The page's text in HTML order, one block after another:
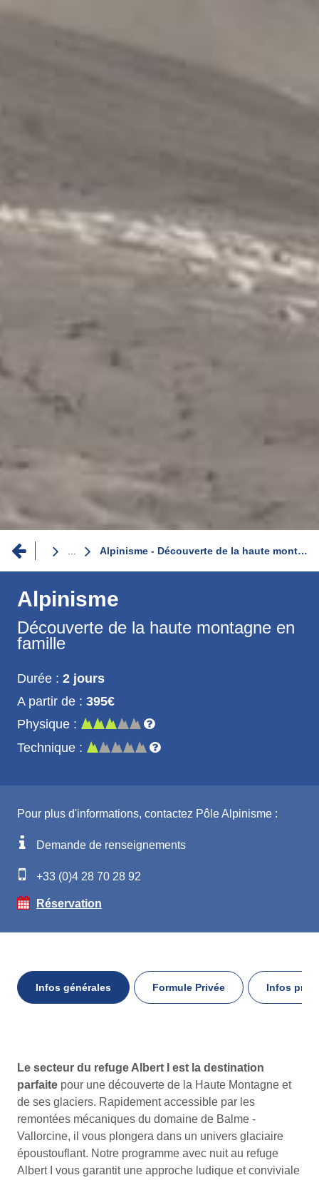
Fil
d'Ariane
Alpinisme - Découverte de la haute montagne en famille
Alpinisme
Découverte de la haute montagne en
famille
Durée : 2 jours
A partir de : 395€
Physique :
Technique :
Pour plus d'informations, contactez Pôle Alpinisme :
Demande de renseignements
+33 (0)4 28 70 28 92
Réservation
Infos générales Formule Privée Infos
Infos
générales
Le secteur du refuge Albert I est la destination
parfaite pour une découverte de la Haute Montagne et
de ses glaciers. Rapidement accessible par les
remontées mécaniques du domaine de Balme -
Vallorcine, il vous plongera dans un univers glaciaire
époustouflant. Notre programme avec nuit au refuge
Albert I vous garantit une approche ludique et conviviale